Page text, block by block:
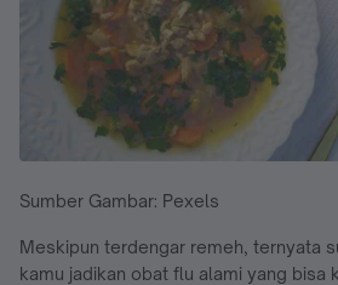
Sumber Gambar: Pexels
Meskipun terdengar remeh, ternyata
kamu jadikan obat flu alami yang bisa